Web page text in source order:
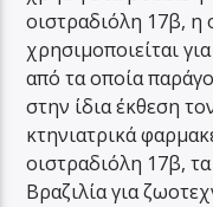
οιστραδιόλη 17β, η
χρησιμοποιείται
από τα οποία
στην ίδια έκθεση
κτηνιατρικά
οιστραδιόλη 17β,
Βραζιλία για